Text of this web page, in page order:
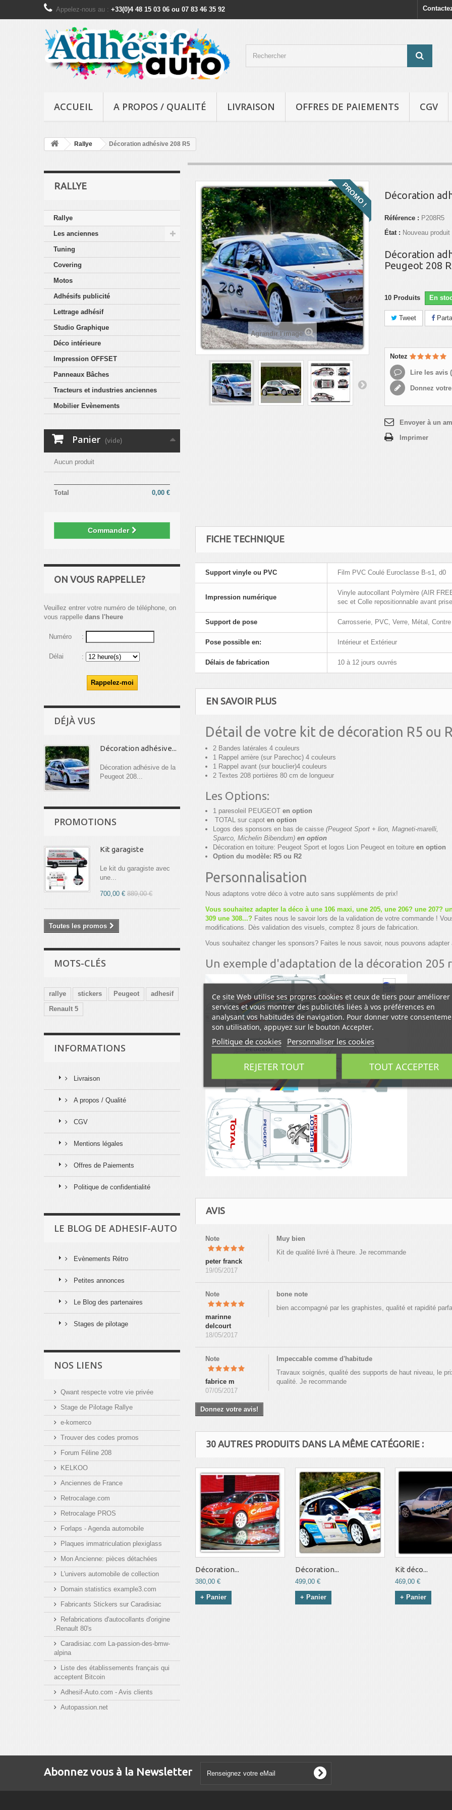
Appelez-nous au : +33(0)4 48 15 03 06 ou 07 83 46 35 92
ACCUEIL A PROPOS / QUALITÉ LIVRAISON OFFRES DE PAIEMENTS CGV
Rallye Décoration adhésive 208 R5
RALLYE
Rallye
Les anciennes
Tuning
Covering
Motos
Adhésifs publicité
Lettrage adhésif
Studio Graphique
Déco intérieure
Impression OFFSET
Panneaux Bâches
Tracteurs et industries anciennes
Mobilier Evènements
Panier (vide)
Aucun produit
0,00 €
Total
Commander
ON VOUS RAPPELLE?
Veuillez entrer votre numéro de téléphone, on
vous rappelle dans l'heure
Numéro :
Délai :
DÉJÀ VUS
Décoration adhésive...
Décoration adhésive de la
Peugeot 208...
PROMOTIONS
Kit garagiste
Le kit du garagiste avec
une...
700,00 € 889,00 €
Toutes les promos
MOTS-CLÉS
rallye stickers Peugeot
adhesif
Renault 5
INFORMATIONS
Livraison
A propos / Qualité
CGV
Mentions légales
Offres de Paiements
Politique de confidentialité
LE BLOG DE ADHESIF-AUTO
Evènements Rétro
Petites annonces
Le Blog des partenaires
Stages de pilotage
NOS LIENS
Qwant respecte votre vie privée
Stage de Pilotage Rallye
e-komerco
Trouver des codes promos
Forum Féline 208
KELKOO
Anciennes de France
Retrocalage.com
Retrocalage PROS
Forlaps - Agenda automobile
Plaques immatriculation plexiglass
Mon Ancienne: pièces détachées
L'univers automobile de collection
Domain statistics example3.com
Fabricants Stickers sur Caradisiac
Refabrications d'autocollants d'origine
.Renault 80's
Caradisiac.com La-passion-des-bmw-
alpina
Liste des établissements français qui
acceptent Bitcoin
Adhesif-Auto.com - Avis clients
Autopassion.net
PROMO !
Agrandir l'image
Décoration
Référence : P208R5
État : Nouveau produit
Décoration
Peugeot 208
10 Produits En
Tweet
Notez
Lire les avis (
Donnez
Envoyer à un
Imprimer
FICHE TECHNIQUE
Support vinyle ou PVC Film PVC Coulé Euroclasse B-s1, d0
Impression numérique
Vinyle autocollant Polymère (AIR
sec et Colle repositionnable avant
Support de pose Carrosserie, PVC, Verre, Métal,
Pose possible en: Intérieur et Extérieur
Délais de fabrication 10 à 12 jours ouvrés
EN SAVOIR PLUS
Détail de votre kit de décoration R5 ou
2 Bandes latérales 4 couleurs
1 Rappel arrière (sur Parechoc) 4 couleurs
1 Rappel avant (sur bouclier)4 couleurs
2 Textes 208 portières 80 cm de longueur
Les Options:
1 paresoleil PEUGEOT en option
TOTAL sur capot en option
Logos des sponsors en bas de caisse (Peugeot Sport + lion, Magneti-marelli,
Sparco, Michelin Bibendum) en option
Décoration en toiture: Peugeot Sport et logos Lion Peugeot en toiture en option
Option du modèle: R5 ou R2
Personnalisation
Nous adaptons votre déco à votre auto sans suppléments de prix!
Vous souhaitez adapter la déco à une 106 maxi, une 205, une 206? une 207?
309 une 308...? Faites nous le savoir lors de la validation de votre commande !
modifications. Dès validation des visuels, comptez 8 jours de fabrication.
Vous souhaitez changer les sponsors? Faites le nous savoir, nous pouvons
Un exemple d'adaptation de la décoration 205
AVIS
Note
peter franck
19/05/2017
Muy bien
Kit de qualité livré à l'heure. Je recommande
Note
marinne
delcourt
18/05/2017
bone note
bien accompagné par les graphistes, qualité et rapidité
Note
fabrice m
07/05/2017
Impeccable comme d'habitude
Travaux soignés, qualité des supports de haut niveau, le
qualité. Je recommande
Donnez votre avis!
30 AUTRES PRODUITS DANS LA MÊME CATÉGORIE :
Décoration...
380,00 €
+ Panier
Décoration...
499,00 €
+ Panier
Kit déco...
469,00 €
+ Panier
Abonnez vous à la Newsletter
Ce site Web utilise ses propres cookies et ceux de tiers pour améliorer
services et vous montrer des publicités liées à vos préférences en
analysant vos habitudes de navigation. Pour donner votre
son utilisation, appuyez sur le bouton Accepter.
Politique de cookies Personnaliser les cookies
REJETER TOUT TOUT ACCEPTER